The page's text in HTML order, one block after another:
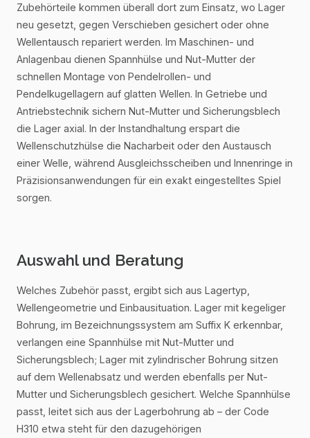
Zubehörteile kommen überall dort zum Einsatz, wo Lager
neu gesetzt, gegen Verschieben gesichert oder ohne
Wellentausch repariert werden. Im Maschinen- und
Anlagenbau dienen Spannhülse und Nut-Mutter der
schnellen Montage von Pendelrollen- und
Pendelkugellagern auf glatten Wellen. In Getriebe und
Antriebstechnik sichern Nut-Mutter und Sicherungsblech
die Lager axial. In der Instandhaltung erspart die
Wellenschutzhülse die Nacharbeit oder den Austausch
einer Welle, während Ausgleichsscheiben und Innenringe in
Präzisionsanwendungen für ein exakt eingestelltes Spiel
sorgen.
Auswahl und Beratung
Welches Zubehör passt, ergibt sich aus Lagertyp,
Wellengeometrie und Einbausituation. Lager mit kegeliger
Bohrung, im Bezeichnungssystem am Suffix K erkennbar,
verlangen eine Spannhülse mit Nut-Mutter und
Sicherungsblech; Lager mit zylindrischer Bohrung sitzen
auf dem Wellenabsatz und werden ebenfalls per Nut-
Mutter und Sicherungsblech gesichert. Welche Spannhülse
passt, leitet sich aus der Lagerbohrung ab – der Code
H310 etwa steht für den dazugehörigen